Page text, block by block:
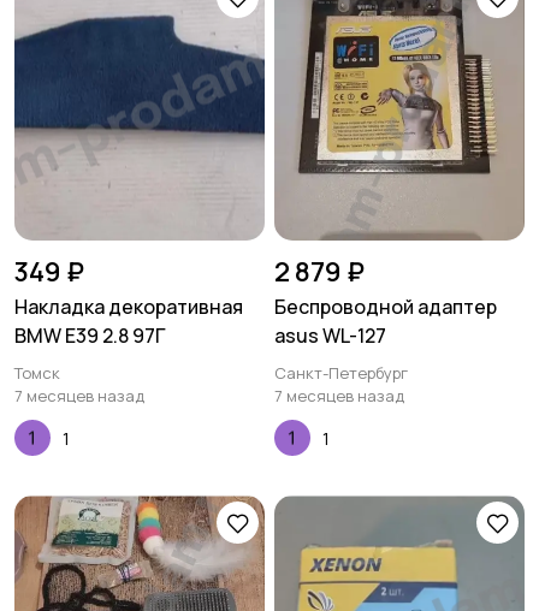
349 ₽
Накладка декоративная
BMW E39 2.8 97Г
Томск
7 месяцев назад
1
2 879 ₽
Беспроводной адаптер
asus WL-127
Санкт-Петербург
7 месяцев назад
1